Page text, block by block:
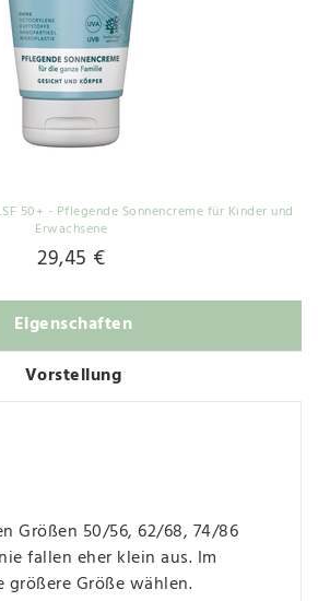
50+ - Pflegende Sonnencreme für Kinder und
Erwachsene
29,45 €
Eigenschaften
Vorstellung
Größen 50/56, 62/68, 74/86
fallen eher klein aus. Im
Größe wählen.